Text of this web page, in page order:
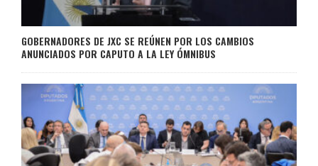
GOBERNADORES DE JXC SE REÚNEN POR LOS CAMBIOS
ANUNCIADOS POR CAPUTO A LA LEY ÓMNIBUS